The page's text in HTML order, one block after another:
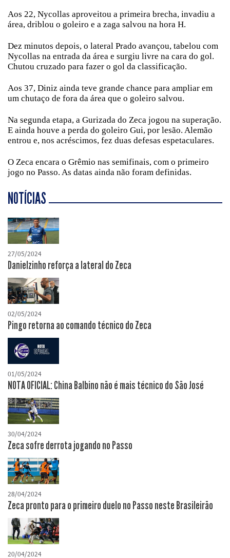
Aos 22, Nycollas aproveitou a primeira brecha, invadiu a
área, driblou o goleiro e a zaga salvou na hora H.
Dez minutos depois, o lateral Prado avançou, tabelou com
Nycollas na entrada da área e surgiu livre na cara do gol.
Chutou cruzado para fazer o gol da classificação.
Aos 37, Diniz ainda teve grande chance para ampliar em
um chutaço de fora da área que o goleiro salvou.
Na segunda etapa, a Gurizada do Zeca jogou na superação.
E ainda houve a perda do goleiro Gui, por lesão. Alemão
entrou e, nos acréscimos, fez duas defesas espetaculares.
O Zeca encara o Grêmio nas semifinais, com o primeiro
jogo no Passo. As datas ainda não foram definidas.
NOTÍCIAS
27/05/2024
Danielzinho reforça a lateral do Zeca
02/05/2024
Pingo retorna ao comando técnico do Zeca
01/05/2024
NOTA OFICIAL: China Balbino não é mais técnico do São José
30/04/2024
Zeca sofre derrota jogando no Passo
28/04/2024
Zeca pronto para o primeiro duelo no Passo neste Brasileirão
20/04/2024